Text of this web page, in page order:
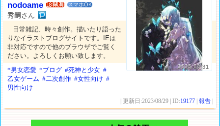
2025.10.31
nodoame スマホOK
秀嗣さん
日常雑記、時々創作。描いたり語った
りなイラストブログサイトです。IEは
非対応ですので他のブラウザでご覧く
ださい。よろしくお願い致します。
*男女恋愛 *ブログ #死神と少女 #
乙女ゲーム #二次創作 #女性向け #
男性向け
| 更新日:2023/08/29 | ID:19177 |報告